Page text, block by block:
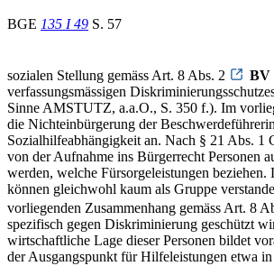
BGE 135 I 49 S. 57
sozialen Stellung gemäss Art. 8 Abs. 2 BV
verfassungsmässigen
Sinne AMSTUTZ, a.a.O., S. 350 f.). Im
die Nichteinbürgerung der
Sozialhilfeabhängigkeit an. Nach § 21 Abs. 1
von der Aufnahme ins Bürgerrecht Personen
werden, welche Fürsorgeleistungen beziehen.
können gleichwohl kaum als Gruppe
vorliegenden Zusammenhang gemäss Art. 8
spezifisch gegen Diskriminierung geschützt
wirtschaftliche Lage dieser Personen bildet
der Ausgangspunkt für Hilfeleistungen etwa